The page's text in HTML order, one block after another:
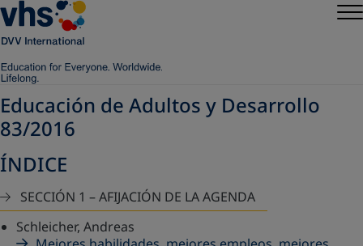
Educación de Adultos y Desarrollo
83/2016
ÍNDICE
SECCIÓN 1 – AFIJACIÓN DE LA AGENDA
Schleicher, Andreas